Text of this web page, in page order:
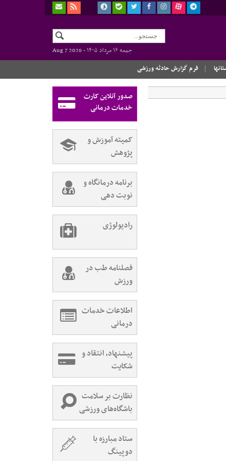
جمعه ۱۶ مرداد ۱۴۰۵ -
Aug 7 2026
فرم گزارش حادثه ورزشی
صدور آنلاین کارت
خدمات درمانی
کمیته آموزش و
پژوهش
برنامه درمانگاه و
نوبت دهی
رادیولوژی
فصلنامه طب در
ورزش
اطلاعات خدمات
درمانی
پیشنهاد، انتقاد و
شکایت
نظارت بر سلامت
باشگاه‌های ورزشی
ستاد مبارزه با
دوپینگ